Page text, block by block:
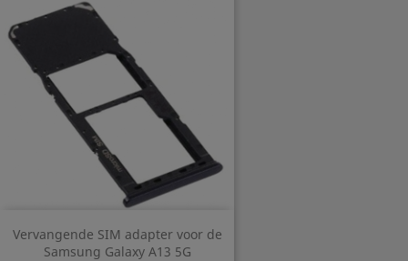
Vervangende SIM adapter voor de
Samsung Galaxy A13 5G